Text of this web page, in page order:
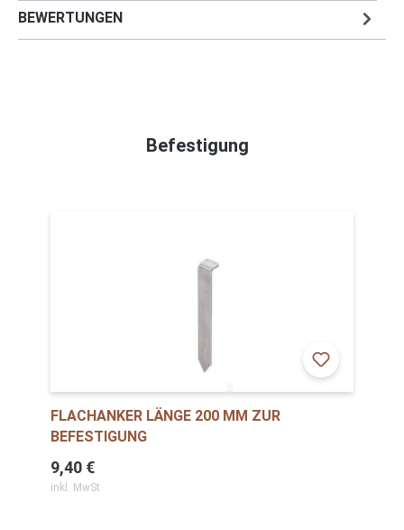
BEWERTUNGEN
Befestigung
FLACHANKER LÄNGE 200 MM ZUR
BEFESTIGUNG
9,40 €
inkl. MwSt